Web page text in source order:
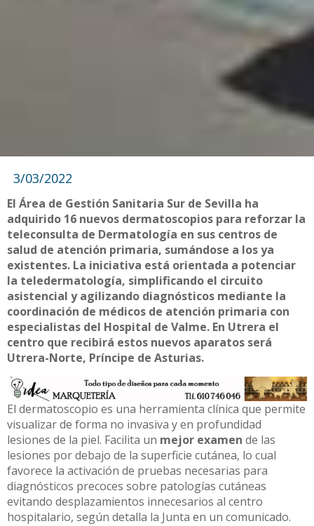
3/03/2022
El Área de Gestión Sanitaria Sur de Sevilla ha
adquirido 16 nuevos dermatoscopios para reforzar la
teleconsulta de Dermatología en sus centros de
salud de atención primaria, sumándose a los ya
existentes. La iniciativa está orientada a potenciar
la teledermatología, simplificando el circuito
asistencial y agilizando diagnósticos mediante la
coordinación de médicos de atención primaria con
especialistas del Hospital de Valme. En Utrera el
centro que recibirá estos nuevos aparatos será
Utrera-Norte, Príncipe de Asturias.
El dermatoscopio es una herramienta clínica que permite
visualizar de forma no invasiva y en profundidad
lesiones de la piel. Facilita un mejor examen de las
lesiones por debajo de la superficie cutánea, lo cual
favorece la activación de pruebas necesarias para
diagnósticos precoces sobre patologías cutáneas
evitando desplazamientos innecesarios al centro
hospitalario, según detalla la Junta en un comunicado.